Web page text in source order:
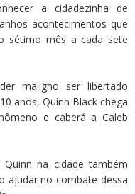
a cidadezinha de
acontecimentos que
sétimo mês a cada sete
maligno ser libertado
anos, Quinn Black chega
e caberá a Caleb
na cidade também
ajudar no combate dessa